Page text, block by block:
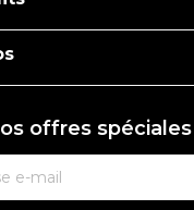
offres spéciales